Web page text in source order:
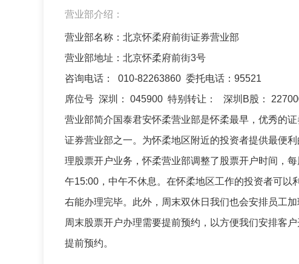
营业部介绍：
营业部名称：北京怀柔府前街证券营业部
营业部地址：北京怀柔府前街3号
咨询电话： 010-82263860 委托电话：95521
席位号 深圳： 045900 特别转让： 深圳B股：
营业部简介国泰君安怀柔营业部是怀柔最早，优秀的
证券营业部之一。为怀柔地区附近的投资者提供最便
理股票开户业务，怀柔营业部调整了股票开户时间，
午15:00，中午不休息。在怀柔地区工作的投资者可
右能办理完毕。此外，周末双休日我们也会安排员工
周末股票开户办理需要提前预约，以方便我们安排客
提前预约。